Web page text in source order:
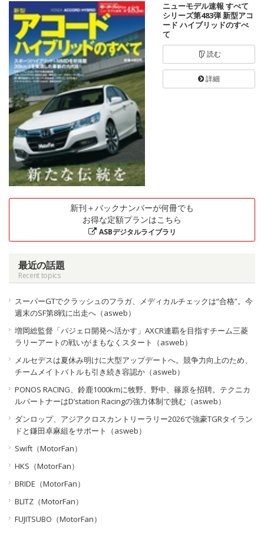
ニューモデル速報 すべて
シリーズ第483弾 新型アコ
ード ハイブリッドのすべ
て
読む
詳細
新刊＋バックナンバーが何冊でも
お得な定額プランはこちら
ASBデジタルライブラリ
最近の話題
Recent topics
スーパーGTでクラッシュのフラガ、メディカルチェックは“合格”。今
週末のSF第8戦に出走へ（asweb）
増岡総監督「パジェロ開発へ活かす」AXCR連覇を目指すチーム三菱
ラリーアートの戦いがまもなくスタート（asweb）
メルセデスは夏休み明けに大型アップデートへ。競争力向上のため、
チームメイトバトルも引き続き容認か（asweb）
PONOS RACING、鈴鹿1000kmに牧野、野中、篠原を招聘。テクニカ
ルパートナーはD’station Racingの強力体制で挑む（asweb）
ダンロップ、アジアクロスカントリーラリー2026で強豪TGRタイラン
ドと鎌田卓麻組をサポート（asweb）
Swift（MotorFan）
HKS（MotorFan）
BRIDE（MotorFan）
BLITZ（MotorFan）
FUJITSUBO（MotorFan）